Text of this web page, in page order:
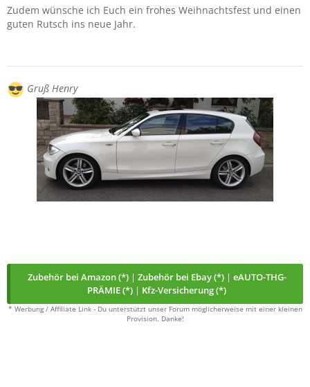
Zudem wünsche ich Euch ein frohes Weihnachtsfest und einen
guten Rutsch ins neue Jahr.
Gruß Henry
Zubehör bei Amazon (*)| Zubehör bei Ebay (*)| eAUTO-THG-
PRÄMIE (*) | Kfz-Versicherung (*)
* Werbung / Affiliate Link - Du unterstützt unser Forum möglicherweise mit einer kleinen
Provision. Danke!